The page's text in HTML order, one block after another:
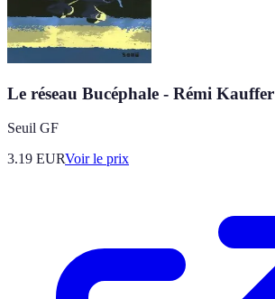
Le réseau Bucéphale - Rémi Kauffer
Seuil GF
3.19 EURVoir le prix